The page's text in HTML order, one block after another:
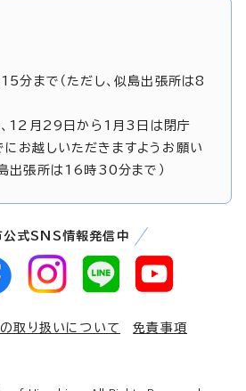
まで（ただし、似島出張所は8
、12月29日から1月3日は閉庁
お越しいただきますようお願い
島出張所は16時30分まで）
公式SNS情報発信中
取り扱いについて
免責事項